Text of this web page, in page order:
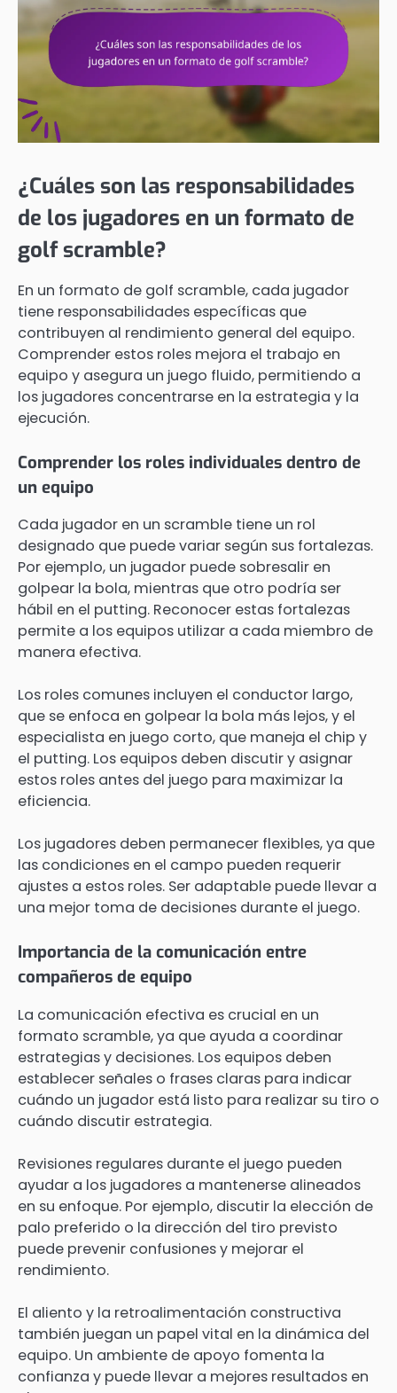
¿Cuáles son las responsabilidades
de los jugadores en un formato de
golf scramble?
En un formato de golf scramble, cada jugador
tiene responsabilidades específicas que
contribuyen al rendimiento general del equipo.
Comprender estos roles mejora el trabajo en
equipo y asegura un juego fluido, permitiendo a
los jugadores concentrarse en la estrategia y la
ejecución.
Comprender los roles individuales dentro de
un equipo
Cada jugador en un scramble tiene un rol
designado que puede variar según sus fortalezas.
Por ejemplo, un jugador puede sobresalir en
golpear la bola, mientras que otro podría ser
hábil en el putting. Reconocer estas fortalezas
permite a los equipos utilizar a cada miembro de
manera efectiva.
Los roles comunes incluyen el conductor largo,
que se enfoca en golpear la bola más lejos, y el
especialista en juego corto, que maneja el chip y
el putting. Los equipos deben discutir y asignar
estos roles antes del juego para maximizar la
eficiencia.
Los jugadores deben permanecer flexibles, ya que
las condiciones en el campo pueden requerir
ajustes a estos roles. Ser adaptable puede llevar a
una mejor toma de decisiones durante el juego.
Importancia de la comunicación entre
compañeros de equipo
La comunicación efectiva es crucial en un
formato scramble, ya que ayuda a coordinar
estrategias y decisiones. Los equipos deben
establecer señales o frases claras para indicar
cuándo un jugador está listo para realizar su tiro o
cuándo discutir estrategia.
Revisiones regulares durante el juego pueden
ayudar a los jugadores a mantenerse alineados
en su enfoque. Por ejemplo, discutir la elección de
palo preferido o la dirección del tiro previsto
puede prevenir confusiones y mejorar el
rendimiento.
El aliento y la retroalimentación constructiva
también juegan un papel vital en la dinámica del
equipo. Un ambiente de apoyo fomenta la
confianza y puede llevar a mejores resultados en